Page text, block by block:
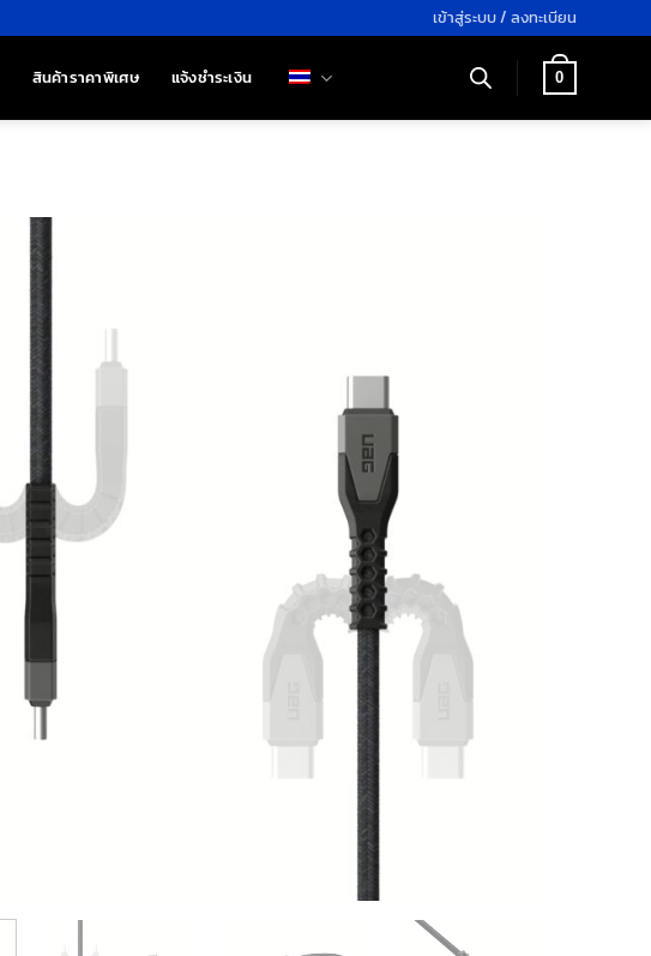
เข้าสู่ระบบ / ลงทะเบียน
สินค้าราคาพิเศษ แจ้งชำระเงิน 0